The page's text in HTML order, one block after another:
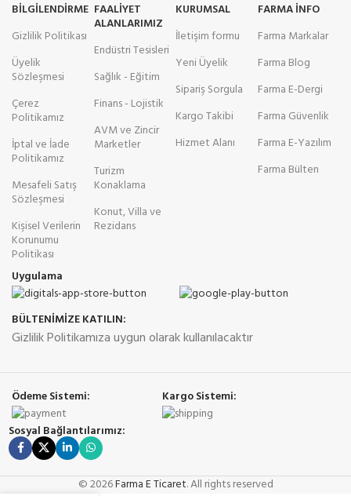
BILGILENDIRME
Gizlilik Politikası
Üyelik
Sözleşmesi
Çerez
Politikamız
İptal ve İade
Politikamız
Mesafeli Satış
Sözleşmesi
Kişisel Verilerin
Korunumu
Politikası
FAALIYET
ALANLARIMIZ
Endüstri Tesisleri
Sağlık - Eğitim
Finans - Lojistik
AVM ve Zincir
Marketler
Turizm
Konaklama
Konut, Villa ve
Rezidans
KURUMSAL
İletişim formu
Yeni Üyelik
Sipariş Sorgula
Kargo Takibi
Hizmet Alanı
FARMA INFO
Farma Markalar
Farma Blog
Farma E-Dergi
Farma Güvenlik
Farma E-Yazılım
Farma Bülten
Uygulama
BÜLTENİMİZE KATILIN:
Gizlilik Politikamıza uygun olarak kullanılacaktır
Ödeme Sistemi:
Kargo Sistemi:
Sosyal Bağlantılarımız:
© 2026Farma E Ticaret. All rights reserved